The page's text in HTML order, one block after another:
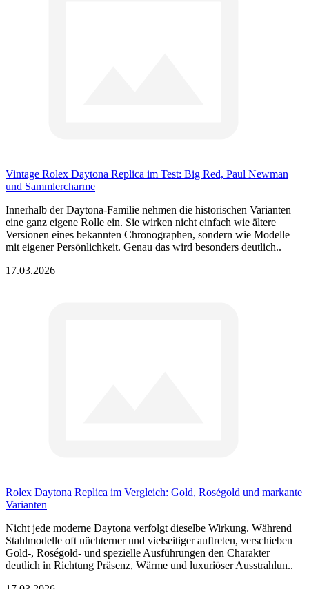
Vintage Rolex Daytona Replica im Test: Big Red, Paul Newman
und Sammlercharme
Innerhalb der Daytona-Familie nehmen die historischen Varianten
eine ganz eigene Rolle ein. Sie wirken nicht einfach wie ältere
Versionen eines bekannten Chronographen, sondern wie Modelle
mit eigener Persönlichkeit. Genau das wird besonders deutlich..
17.03.2026
Rolex Daytona Replica im Vergleich: Gold, Roségold und markante
Varianten
Nicht jede moderne Daytona verfolgt dieselbe Wirkung. Während
Stahlmodelle oft nüchterner und vielseitiger auftreten, verschieben
Gold-, Roségold- und spezielle Ausführungen den Charakter
deutlich in Richtung Präsenz, Wärme und luxuriöser Ausstrahlun..